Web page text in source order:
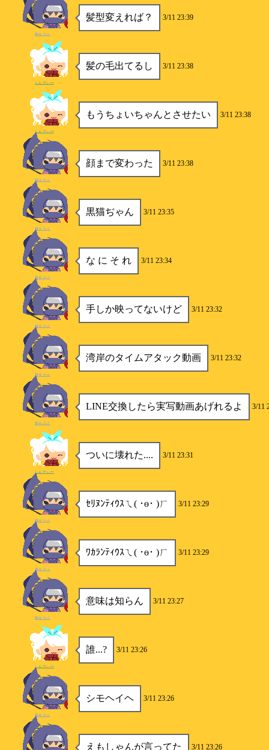
髪型変えれば？ 3/11 23:39
柊キライ
髪の毛出てるし 3/11 23:38
しんでぃー
もうちょいちゃんとさせたい 3/11 23:38
しんでぃー
顔まで変わった 3/11 23:38
柊キライ
黒猫ぢゃん 3/11 23:35
柊キライ
な に そ れ 3/11 23:34
柊キライ
手しか映ってないけど 3/11 23:32
柊キライ
湾岸のタイムアタック動画 3/11 23:32
柊キライ
LINE交換したら実写動画あげれるよ 3/11
柊キライ
ついに壊れた.... 3/11 23:31
しんでぃー
ｾﾘﾇﾝﾃｨｳｽㄟ( ･ө･ )ㄏ 3/11 23:29
柊キライ
ﾜｶﾗﾝﾃｨｳｽㄟ( ･ө･ )ㄏ 3/11 23:29
柊キライ
意味は知らん 3/11 23:27
柊キライ
誰...? 3/11 23:26
しんでぃー
シモヘイヘ 3/11 23:26
柊キライ
えもしゃんが言ってた 3/11 23:26